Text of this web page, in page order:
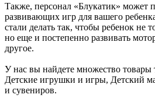
Также, персонал «Блукатик» может
развивающих игр для вашего
стали делать так, чтобы ребенок не
но еще и постепенно развивать
другое.
У нас вы найдете множество товары
Детские игрушки и игры, Детский
и сувениров.